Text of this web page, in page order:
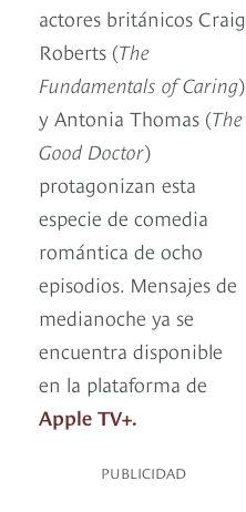
actores británicos Craig
Roberts (The
Fundamentals of Caring)
y Antonia Thomas (The
Good Doctor)
protagonizan esta
especie de comedia
romántica de ocho
episodios. Mensajes de
medianoche ya se
encuentra disponible
en la plataforma de
Apple TV+.
PUBLICIDAD